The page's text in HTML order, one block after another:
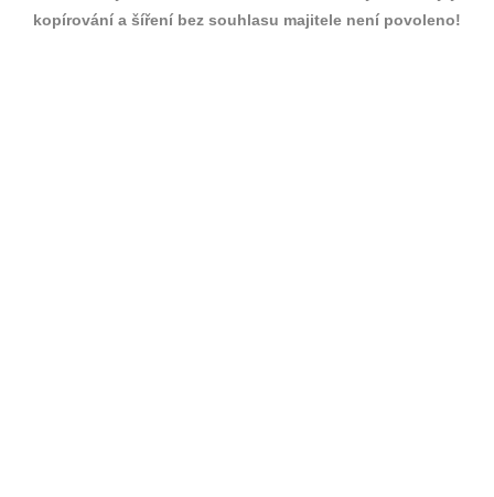
kopírování a šíření bez souhlasu majitele není povoleno!